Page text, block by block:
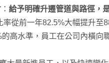
： 給予明確升遷管道與路徑，
率從前一年82.5%大幅提升至
高水準，員工在公司內橫向